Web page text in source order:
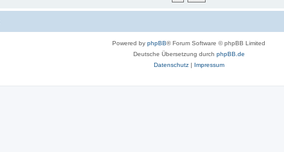
Powered by phpBB® Forum Software © phpBB Limited
Deutsche Übersetzung durch phpBB.de
Datenschutz| Impressum